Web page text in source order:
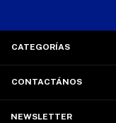
CATEGORÍAS
CONTACTÁNOS
NEWSLETTER